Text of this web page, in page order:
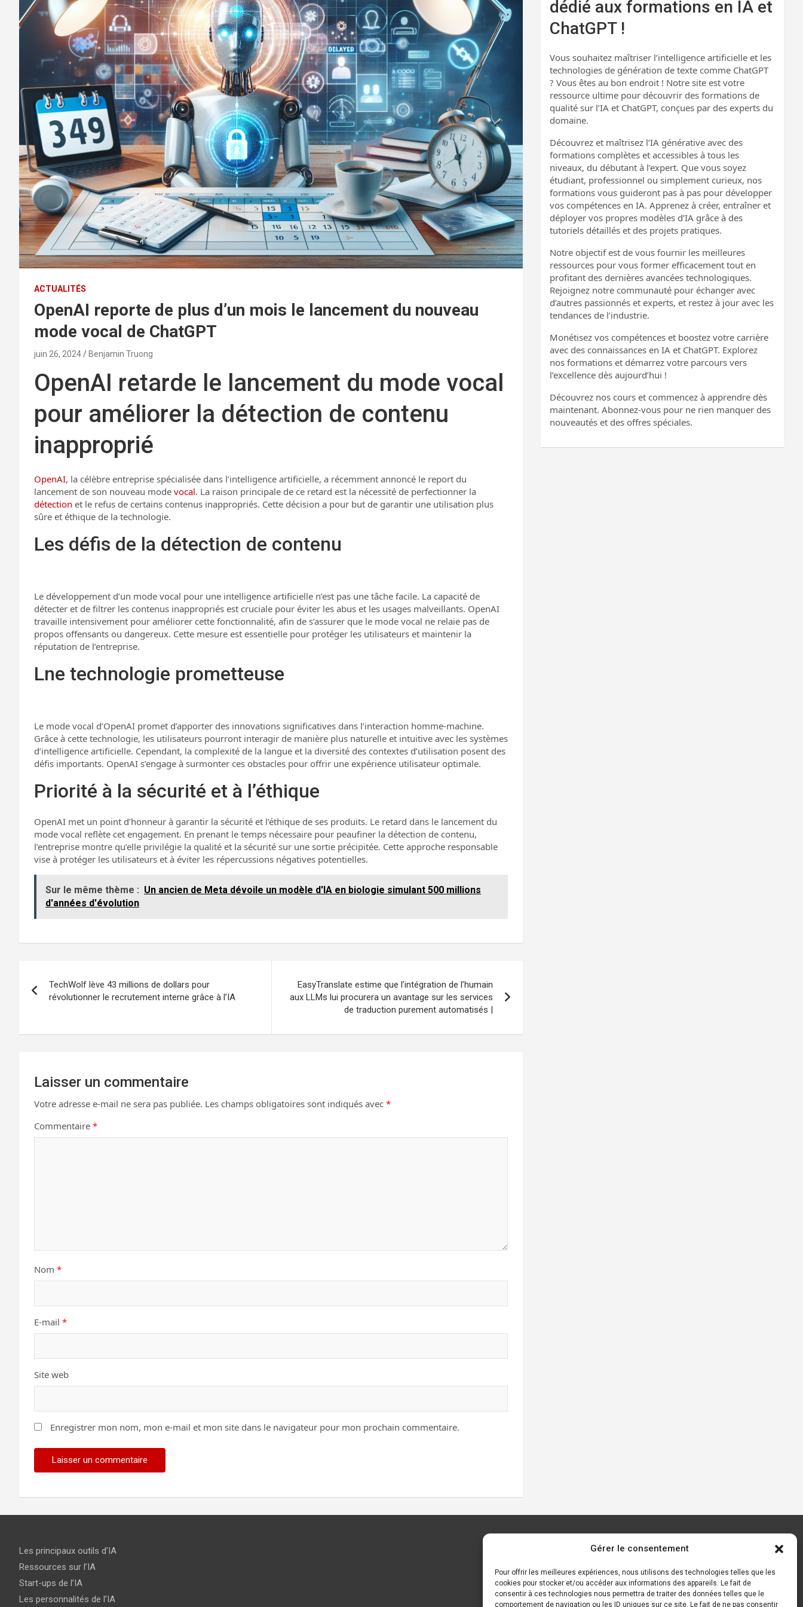
Gérer le consentement
Pour offrir les meilleures expériences, nous utilisons des technologies telles que les
cookies pour stocker et/ou accéder aux informations des appareils. Le fait de
consentir à ces technologies nous permettra de traiter des données telles que le
comportement de navigation ou les ID uniques sur ce site. Le fait de ne pas consentir
ACTUALITÉS
OpenAI reporte de plus d’un mois le lancement du nouveau
mode vocal de ChatGPT
juin 26, 2024 Benjamin Truong
OpenAI retarde le lancement du mode vocal
pour améliorer la détection de contenu
inapproprié
OpenAI, la célèbre entreprise spécialisée dans l’intelligence artificielle, a récemment annoncé le report du
lancement de son nouveau mode vocal. La raison principale de ce retard est la nécessité de perfectionner la
détection et le refus de certains contenus inappropriés. Cette décision a pour but de garantir une utilisation plus
sûre et éthique de la technologie.
Les défis de la détection de contenu
Le développement d’un mode vocal pour une intelligence artificielle n’est pas une tâche facile. La capacité de
détecter et de filtrer les contenus inappropriés est cruciale pour éviter les abus et les usages malveillants. OpenAI
travaille intensivement pour améliorer cette fonctionnalité, afin de s’assurer que le mode vocal ne relaie pas de
propos offensants ou dangereux. Cette mesure est essentielle pour protéger les utilisateurs et maintenir la
réputation de l’entreprise.
Lne technologie prometteuse
Le mode vocal d’OpenAI promet d’apporter des innovations significatives dans l’interaction homme-machine.
Grâce à cette technologie, les utilisateurs pourront interagir de manière plus naturelle et intuitive avec les systèmes
d’intelligence artificielle. Cependant, la complexité de la langue et la diversité des contextes d’utilisation posent des
défis importants. OpenAI s’engage à surmonter ces obstacles pour offrir une expérience utilisateur optimale.
Priorité à la sécurité et à l’éthique
OpenAI met un point d’honneur à garantir la sécurité et l’éthique de ses produits. Le retard dans le lancement du
mode vocal reflète cet engagement. En prenant le temps nécessaire pour peaufiner la détection de contenu,
l’entreprise montre qu’elle privilégie la qualité et la sécurité sur une sortie précipitée. Cette approche responsable
vise à protéger les utilisateurs et à éviter les répercussions négatives potentielles.
Sur le même thème : Un ancien de Meta dévoile un modèle d'IA en biologie simulant 500 millions
d'années d'évolution
de
TechWolf lève 43 millions de dollars pour
révolutionner le recrutement interne grâce à l’IA
EasyTranslate estime que l’intégration de l’humain
aux LLMs lui procurera un avantage sur les services
de traduction purement automatisés |
Laisser un commentaire
Votre adresse e-mail ne sera pas publiée. Les champs obligatoires sont indiqués avec *
Commentaire *
Nom *
E-mail *
Site web
Enregistrer mon nom, mon e-mail et mon site dans le navigateur pour mon prochain commentaire.
dédié aux formations en IA et
ChatGPT !
Vous souhaitez maîtriser l’intelligence artificielle et les
technologies de génération de texte comme ChatGPT
? Vous êtes au bon endroit ! Notre site est votre
ressource ultime pour découvrir des formations de
qualité sur l’IA et ChatGPT, conçues par des experts du
domaine.
Découvrez et maîtrisez l’IA générative avec des
formations complètes et accessibles à tous les
niveaux, du débutant à l’expert. Que vous soyez
étudiant, professionnel ou simplement curieux, nos
formations vous guideront pas à pas pour développer
vos compétences en IA. Apprenez à créer, entraîner et
déployer vos propres modèles d’IA grâce à des
tutoriels détaillés et des projets pratiques.
Notre objectif est de vous fournir les meilleures
ressources pour vous former efficacement tout en
profitant des dernières avancées technologiques.
Rejoignez notre communauté pour échanger avec
d’autres passionnés et experts, et restez à jour avec les
tendances de l’industrie.
Monétisez vos compétences et boostez votre carrière
avec des connaissances en IA et ChatGPT. Explorez
nos formations et démarrez votre parcours vers
l’excellence dès aujourd’hui !
Découvrez nos cours et commencez à apprendre dès
maintenant. Abonnez-vous pour ne rien manquer des
nouveautés et des offres spéciales.
Les principaux outils d’IA
Ressources sur l’IA
Start-ups de l’IA
Les personnalités de l’IA
Contact
Mentions légales